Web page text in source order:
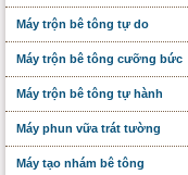
Máy trộn bê tông tự do
Máy trộn bê tông cưỡng bức
Máy trộn bê tông tự hành
Máy phun vữa trát tường
Máy tạo nhám bê tông